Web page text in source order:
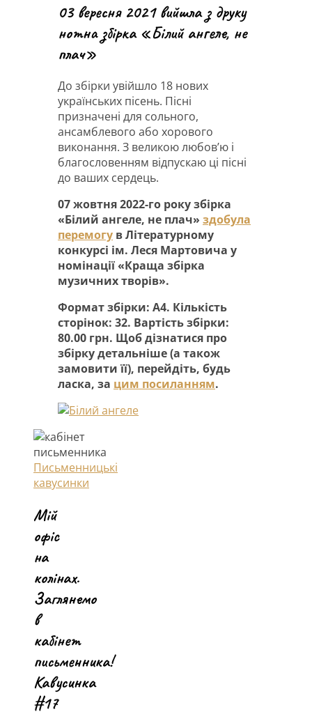
03 вересня 2021 вийшла з друку
нотна збірка «Білий ангеле, не
плач»
До збірки увійшло 18 нових
українських пісень. Пісні
призначені для сольного,
ансамблевого або хорового
виконання. З великою любов’ю і
благословенням відпускаю ці пісні
до ваших сердець.
07 жовтня 2022-го року збірка
«Білий ангеле, не плач» здобула
перемогу в Літературному
конкурсі ім. Леся Мартовича у
номінації «Краща збірка
музичних творів».
Формат збірки: А4. Кількість
сторінок: 32. Вартість збірки:
80.00 грн. Щоб дізнатися про
збірку детальніше (а також
замовити її), перейдіть, будь
ласка, за цим посиланням.
Письменницькі
кавусинки
Мій
офіс
на
колінах.
Заглянемо
в
кабінет
письменника!
Кавусинка
#17